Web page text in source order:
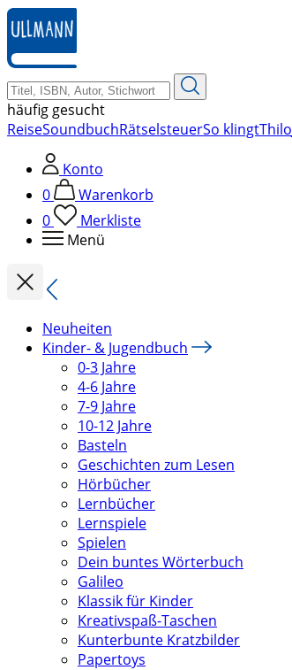
zum
Hauptinhalt
springen
häufig gesucht
ReiseSoundbuchRätselsteuerSo klingtThilo
Konto
0
Warenkorb
0
Merkliste
Menü
Neuheiten
Kinder- & Jugendbuch
0-3 Jahre
4-6 Jahre
7-9 Jahre
10-12 Jahre
Basteln
Geschichten zum Lesen
Hörbücher
Lernbücher
Lernspiele
Spielen
Dein buntes Wörterbuch
Galileo
Klassik für Kinder
Kreativspaß-Taschen
Kunterbunte Kratzbilder
Papertoys